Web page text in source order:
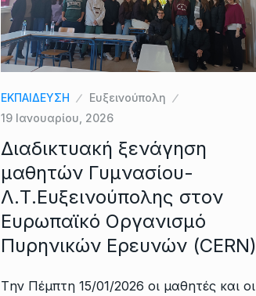
ΕΚΠΑΙΔΕΥΣΗ
Ευξεινούπολη
19 Ιανουαρίου, 2026
Διαδικτυακή ξενάγηση
μαθητών Γυμνασίου-
Λ.Τ.Ευξεινούπολης στον
Ευρωπαϊκό Οργανισμό
Πυρηνικών Ερευνών (CERN)
Tην Πέμπτη 15/01/2026 oι μαθητές και οι